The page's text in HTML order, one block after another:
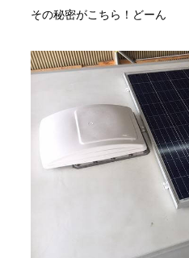
その秘密がこちら！どーん